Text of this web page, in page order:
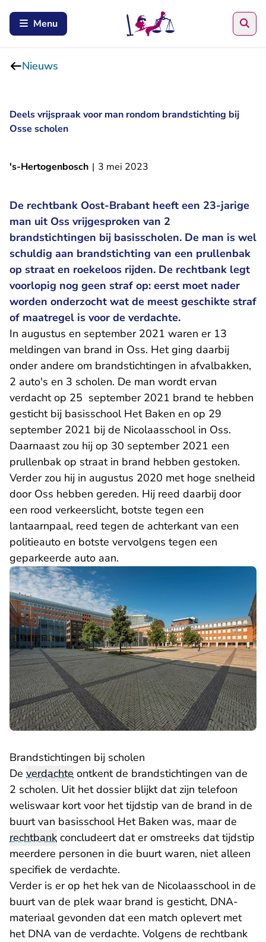
Menu
Nieuws
Deels vrijspraak voor man rondom brandstichting bij
Osse scholen
's-Hertogenbosch | 3 mei 2023
De rechtbank Oost-Brabant heeft een 23-jarige
man uit Oss vrijgesproken van 2
brandstichtingen bij basisscholen. De man is wel
schuldig aan brandstichting van een prullenbak
op straat en roekeloos rijden. De rechtbank legt
voorlopig nog geen straf op: eerst moet nader
worden onderzocht wat de meest geschikte straf
of maatregel is voor de verdachte.
In augustus en september 2021 waren er 13
meldingen van brand in Oss. Het ging daarbij
onder andere om brandstichtingen in afvalbakken,
2 auto's en 3 scholen. De man wordt ervan
verdacht op 25 september 2021 brand te hebben
gesticht bij basisschool Het Baken en op 29
september 2021 bij de Nicolaasschool in Oss.
Daarnaast zou hij op 30 september 2021 een
prullenbak op straat in brand hebben gestoken.
Verder zou hij in augustus 2020 met hoge snelheid
door Oss hebben gereden. Hij reed daarbij door
een rood verkeerslicht, botste tegen een
lantaarnpaal, reed tegen de achterkant van een
politieauto en botste vervolgens tegen een
geparkeerde auto aan.
Brandstichtingen bij scholen
De verdachte ontkent de brandstichtingen van de
2 scholen. Uit het dossier blijkt dat zijn telefoon
weliswaar kort voor het tijdstip van de brand in de
buurt van basisschool Het Baken was, maar de
rechtbank concludeert dat er omstreeks dat tijdstip
meerdere personen in die buurt waren, niet alleen
specifiek de verdachte.
Verder is er op het hek van de Nicolaasschool in de
buurt van de plek waar brand is gesticht, DNA-
materiaal gevonden dat een match oplevert met
het DNA van de verdachte. Volgens de rechtbank